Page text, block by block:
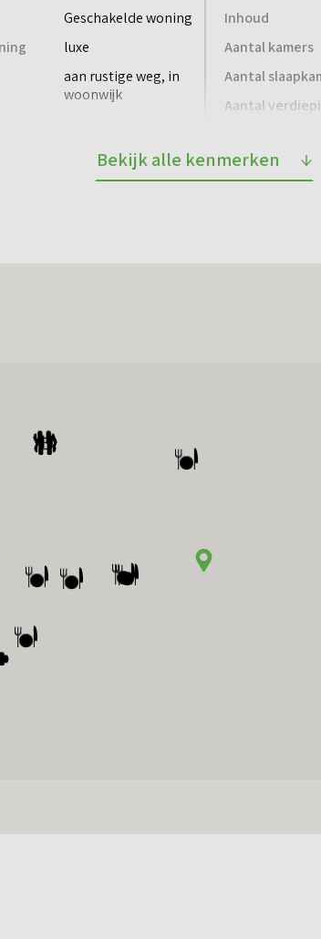
en bijkeuken
die veel inwoners bekend in de oren klinkt: de
werd hier beton geproduceerd, een
of neem contact met ons op.
Geschakelde woning
luxe
aan rustige weg, in
woonwijk
Inhoud
Aantal kamers
Aantal
Aantal
Bekijk alle kenmerken